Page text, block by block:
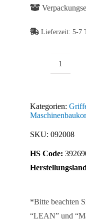
Lieferzeit: 5-7
Kategorien:
SKU: 092008
HS Code:
*Bitte beachten
“LEAN” und